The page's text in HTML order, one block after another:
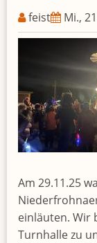
feist Mi.,
Am 29.11.25
einläuten. Wir
Turnhalle zu